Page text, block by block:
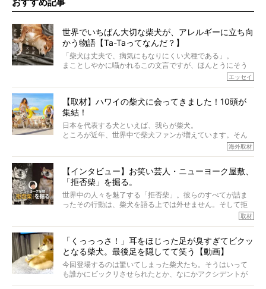
世界でいちばん大切な柴犬が、アレルギーに立ち向
かう物語【Ta-Taってなんだ？】
「柴犬は丈夫で、病気にもなりにくい犬種である」。
まことしやかに囁かれるこの文言ですが、ほんとうにそう
でも、いざそれぞれの個体を見ていくと、丈夫で病気にも
なりにくい、とは言えないような気もするのです。
実際に「病気にならない」などということはないし、飼い
主はそのためにやるべきことがある。
今回は、柴犬に関わる方たちすべてに読んで欲しい、ある
語でした。
※画像はすべてイメージです
※この記事は個人の感想であり、効果・効能を示すものではありません
エッセイ
【取材】ハワイの柴犬に会ってきました！10頭が
集結！
日本を代表する犬といえば、我らが柴犬。
ところが近年、世界中で柴犬ファンが増えています。そん
な中「柴犬ライフ」が目をつけたのは、南の楽園ハワイ。
そんな噂を聞きつけ、今回はハワイの柴犬たちを取材して
きました！
海外取材
【インタビュー】お笑い芸人・ニューヨーク屋敷、
「拒否柴」を掘る。
世界中の人々を魅了する「拒否柴」。彼らのすべてが詰ま
ったその行動は、柴犬を語る上では外せません。そして拒
否柴がここまで話題になるのは、“映える”ことも理由のひと
がるのでしょうか。
最近版画製作を始めた、お笑いコンビ「ニューヨーク」の
屋敷裕政さんに、拒否柴を掘っていただきました！ イン
タビューと合わせてご覧ください。
取材
「くっっっさ！」耳をほじった足が臭すぎてビクッ
となる柴犬。最後足を隠してて笑う【動画】
今回登場するのは驚いてしまった柴犬たち。そうはいって
も誰かにビックリさせられたとか、なにかアクシデントが
起きたとか、そういうことが原因ではありません。全ての